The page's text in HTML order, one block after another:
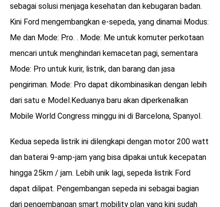
sebagai solusi menjaga kesehatan dan kebugaran badan.
Kini Ford mengembangkan e-sepeda, yang dinamai Modus:
Me dan Mode: Pro. . Mode: Me untuk komuter perkotaan
mencari untuk menghindari kemacetan pagi, sementara
Mode: Pro untuk kurir, listrik, dan barang dan jasa
pengiriman. Mode: Pro dapat dikombinasikan dengan lebih
dari satu e Model.Keduanya baru akan diperkenalkan
Mobile World Congress minggu ini di Barcelona, Spanyol.
Kedua sepeda listrik ini dilengkapi dengan motor 200 watt
dan baterai 9-amp-jam yang bisa dipakai untuk kecepatan
hingga 25km / jam. Lebih unik lagi, sepeda listrik Ford
dapat dilipat. Pengembangan sepeda ini sebagai bagian
dari pengembangan smart mobility plan yang kini sudah